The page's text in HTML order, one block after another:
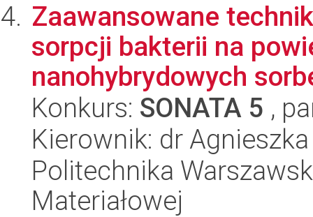
Zaawansowane
sorpcji bakterii na
nanohybrydowych
Konkurs: SONATA 5 ,
Kierownik: dr
Politechnika
Materiałowej